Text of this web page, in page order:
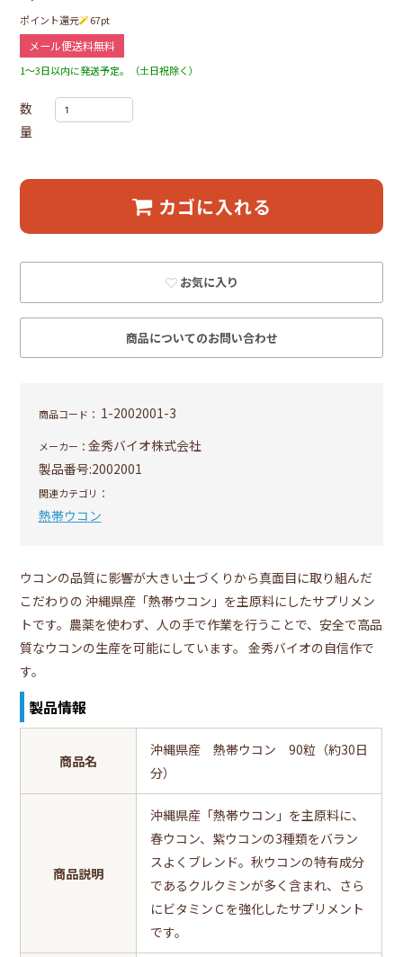
ポイント還元 67pt
メール便送料無料
1～3日以内に発送予定。（土日祝除く）
数
量
カゴに入れる
お気に入り
商品についてのお問い合わせ
商品コード： 1-2002001-3
メーカー： 金秀バイオ株式会社
製品番号:2002001
関連カテゴリ：
熱帯ウコン
ウコンの品質に影響が大きい土づくりから真面目に取り組んだ
こだわりの 沖縄県産「熱帯ウコン」を主原料にしたサプリメン
トです。農薬を使わず、人の手で作業を行うことで、安全で高品
質なウコンの生産を可能にしています。 金秀バイオの自信作で
す。
製品情報
商品名
沖縄県産 熱帯ウコン 90粒（約30日
分）
商品説明
沖縄県産「熱帯ウコン」を主原料に、
春ウコン、紫ウコンの3種類をバラン
スよくブレンド。秋ウコンの特有成分
であるクルクミンが多く含まれ、さら
にビタミンＣを強化したサプリメント
です。